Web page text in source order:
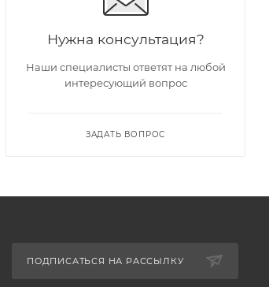
Нужна консультация?
Наши специалисты ответят на любой
интересующий вопрос
ЗАДАТЬ ВОПРОС
ПОДПИСАТЬСЯ НА РАССЫЛКУ